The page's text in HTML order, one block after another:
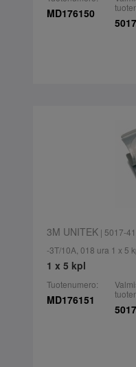
MD176150
3M UNITEK| 5017-
-3T/10A, 018 ura 1 x 5
1 x 5 kpl
Tuotenumero:
MD176151